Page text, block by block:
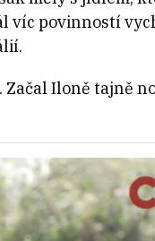
víc povinností
Iloně tajně